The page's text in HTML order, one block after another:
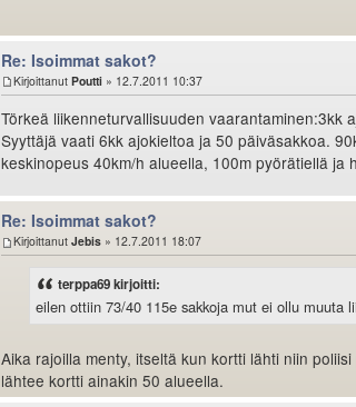
Re: Isoimmat sakot?
Kirjoittanut Poutti» 12.7.2011 10:37
Törkeä liikenneturvallisuuden vaarantaminen:3kk
Syyttäjä vaati 6kk ajokieltoa ja 50 päiväsakkoa.
keskinopeus 40km/h alueella, 100m pyörätiellä ja
Re: Isoimmat sakot?
Kirjoittanut Jebis» 12.7.2011 18:07
terppa69 kirjoitti:
eilen ottiin 73/40 115e sakkoja mut ei ollu muuta
Aika rajoilla menty, itseltä kun kortti lähti niin
lähtee kortti ainakin 50 alueella.